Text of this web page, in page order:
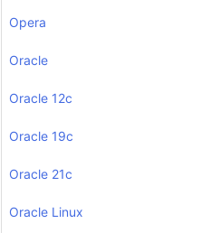
Opera
Oracle
Oracle 12c
Oracle 19c
Oracle 21c
Oracle Linux